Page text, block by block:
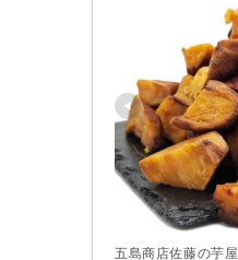
五島商店佐藤の芋屋